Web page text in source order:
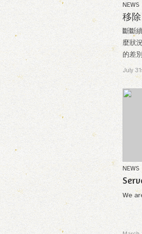
NEWS
移
斷斷
麼狀
的差
July
NEWS
We